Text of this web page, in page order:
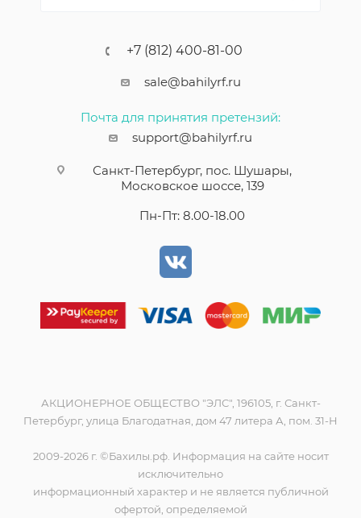
+7 (812) 400-81-00
sale@bahilyrf.ru
Почта для принятия претензий:
support@bahilyrf.ru
Санкт-Петербург, пос. Шушары,
Московское шоссе, 139
Пн-Пт: 8.00-18.00
АКЦИОНЕРНОЕ ОБЩЕСТВО "ЭЛС", 196105, г. Санкт-
Петербург, улица Благодатная, дом 47 литера А, пом. 31-Н
2009-2026 г. ©Бахилы.рф. Информация на сайте носит
исключительно
информационный характер и не является публичной
офертой, определяемой